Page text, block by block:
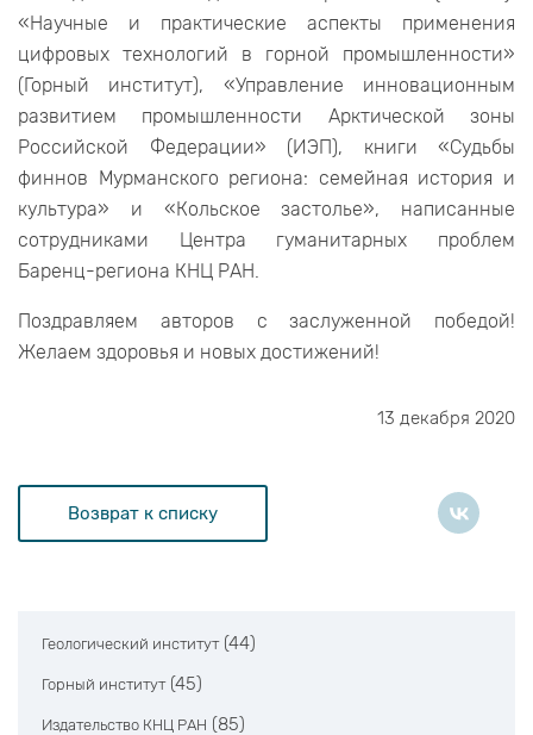
«Научные и практические аспекты применения
цифровых технологий в горной промышленности»
(Горный институт), «Управление инновационным
развитием промышленности Арктической зоны
Российской Федерации» (ИЭП), книги «Судьбы
финнов Мурманского региона: семейная история и
культура» и «Кольское застолье», написанные
сотрудниками Центра гуманитарных проблем
Баренц-региона КНЦ РАН.
Поздравляем авторов с заслуженной победой!
Желаем здоровья и новых достижений!
13 декабря 2020
Возврат к списку
Геологический институт (44)
Горный институт (45)
Издательство КНЦ РАН (85)